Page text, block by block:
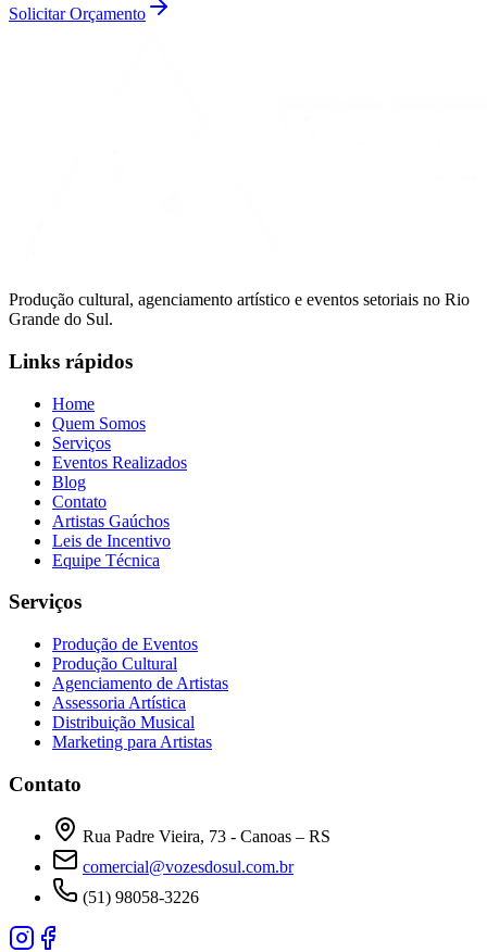
Solicitar Orçamento
Produção cultural, agenciamento artístico e eventos setoriais no Rio
Grande do Sul.
Links rápidos
Home
Quem Somos
Serviços
Eventos Realizados
Blog
Contato
Artistas Gaúchos
Leis de Incentivo
Equipe Técnica
Serviços
Produção de Eventos
Produção Cultural
Agenciamento de Artistas
Assessoria Artística
Distribuição Musical
Marketing para Artistas
Contato
Rua Padre Vieira, 73 - Canoas – RS
comercial@vozesdosul.com.br
(51) 98058-3226